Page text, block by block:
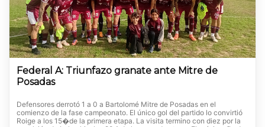
Federal A: Triunfazo granate ante Mitre de
Posadas
Defensores derrotó 1 a 0 a Bartolomé Mitre de Posadas en el
comienzo de la fase campeonato. El único gol del partido lo convirtió
Roige a los 15�de la primera etapa. La visita termino con diez por la